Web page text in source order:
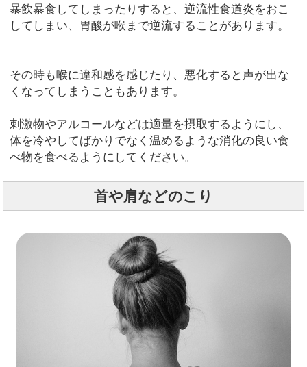
暴飲暴食してしまったりすると、逆流性食道炎をおこ
してしまい、胃酸が喉まで逆流することがあります。
その時も喉に違和感を感じたり、悪化すると声が出な
くなってしまうこともあります。
刺激物やアルコールなどは適量を摂取するようにし、
体を冷やしてばかりでなく温めるような消化の良い食
べ物を食べるようにしてください。
首や肩などのこり